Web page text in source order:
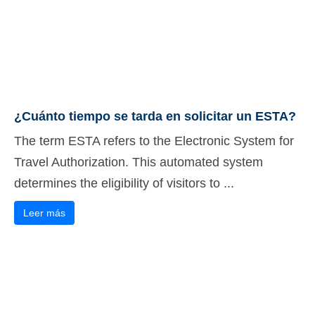
¿Cuánto tiempo se tarda en solicitar un ESTA?
The term ESTA refers to the Electronic System for
Travel Authorization. This automated system
determines the eligibility of visitors to ...
Leer más